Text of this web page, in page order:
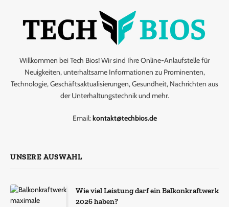
Willkommen bei Tech Bios! Wir sind Ihre Online-Anlaufstelle für
Neuigkeiten, unterhaltsame Informationen zu Prominenten,
Technologie, Geschäftsaktualisierungen, Gesundheit, Nachrichten aus
der Unterhaltungstechnik und mehr.
Email:kontakt@techbios.de
UNSERE AUSWAHL
Wie viel Leistung darf ein Balkonkraftwerk
2026 haben?